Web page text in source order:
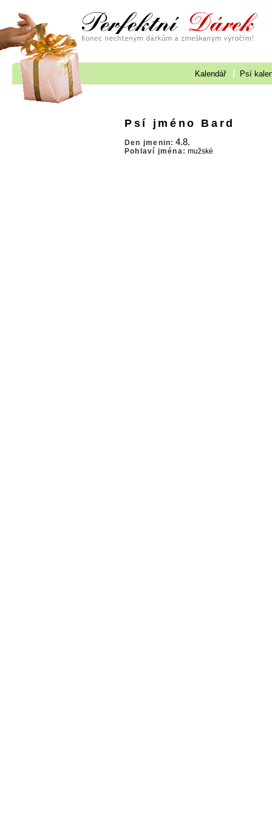
Kalendář Psí
Psí jméno Bard
Den jmenin: 4.8.
Pohlaví jména: mužské